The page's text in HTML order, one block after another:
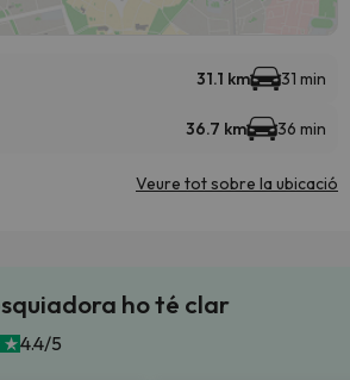
31.1 km 31 min
36.7 km 36 min
Veure tot sobre la ubicació
ho té clar
4.4/5